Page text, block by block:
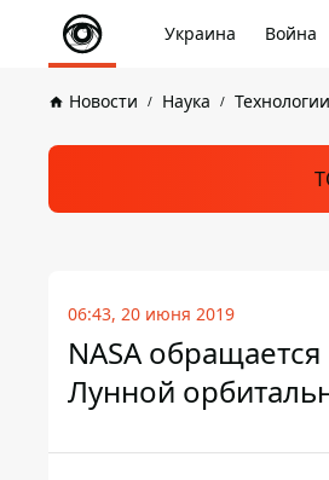
Украина Война
Новости Наука Технологии
06:43, 20 июня 2019
NASA
Лунной